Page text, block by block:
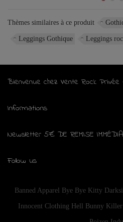
Thèmes similaires à ce produit
Leggings Gothique Leggings
Bienvenue chez Vente Rock
Informations
Newsletter 5€ DE REMISE
Follow us
Banned Apparel Bye Bye Kitty
Innocent Clothing Hell Bunny Killer